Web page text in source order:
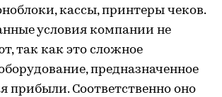
кассы, принтеры чеков.
условия компании не
так как это сложное
предназначенное
прибыли. Соответственно оно